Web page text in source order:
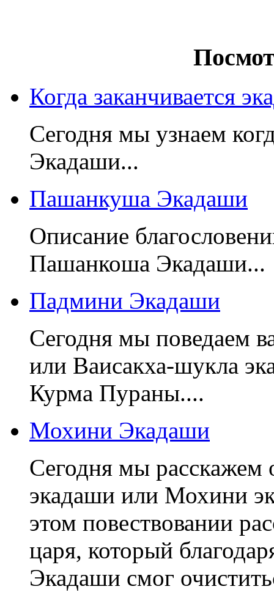
Когда заканчивается
Сегодня мы узнаем
Экадаши...
Пашанкуша Экадаши
Описание
Пашанкоша Экадаши...
Падмини Экадаши
Сегодня мы поведаем
или Ваисакха-шукла
Курма Пураны....
Мохини Экадаши
Сегодня мы расскажем
экадаши или Мохини
этом повествовании
царя, который
Экадаши смог